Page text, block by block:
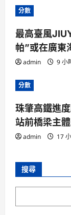
分數
最高臺風
帕”或在廣東
admin 9 小
分數
珠肇高鐵進
站前橋梁主
admin 17
搜尋